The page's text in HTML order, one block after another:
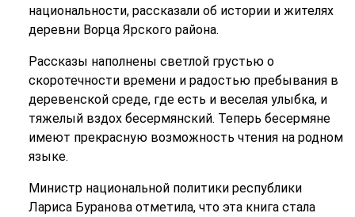
национальности, рассказали об истории и жителях
деревни Ворца Ярского района.
Рассказы наполнены светлой грустью о
скоротечности времени и радостью пребывания в
деревенской среде, где есть и веселая улыбка, и
тяжелый вздох бесермянский. Теперь бесермяне
имеют прекрасную возможность чтения на родном
языке.
Министр национальной политики республики
Лариса Буранова отметила, что эта книга стала